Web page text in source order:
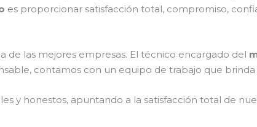
es proporcionar satisfacción total, compromiso,
de las mejores empresas. El técnico encargado del
contamos con un equipo de trabajo que
y honestos, apuntando a la satisfacción total de